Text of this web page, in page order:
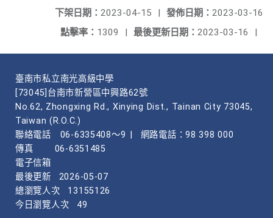
發佈日期： 2023-03-16
下架日期： 2023-04-15
|
最後更新日期： 2023-03-16 |
點擊率： 1309 |
臺南市私立南光高級中學
[73045]台南市新營區中興路62號
No.62, Zhongxing Rd., Xinying Dist., Tainan City 73045,
Taiwan (R.O.C.)
聯絡電話
06-6335408～9
網路電話：98 398 000
傳真
06-6351485
電子信箱
最後更新
2026-05-07
總瀏覽人次
13155126
今日瀏覽人次
49